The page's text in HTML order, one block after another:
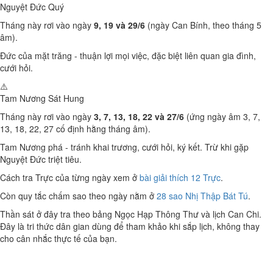
Nguyệt Đức Quý
Tháng này rơi vào ngày 9, 19 và 29/6 (ngày Can Bính, theo tháng 5
âm).
Đức của mặt trăng - thuận lợi mọi việc, đặc biệt liên quan gia đình,
cưới hỏi.
⚠️
Tam Nương Sát Hung
Tháng này rơi vào ngày 3, 7, 13, 18, 22 và 27/6 (ứng ngày âm 3, 7,
13, 18, 22, 27 cố định hằng tháng âm).
Tam Nương phá - tránh khai trương, cưới hỏi, ký kết. Trừ khi gặp
Nguyệt Đức triệt tiêu.
Cách tra Trực của từng ngày xem ở bài giải thích 12 Trực.
Còn quy tắc chấm sao theo ngày nằm ở 28 sao Nhị Thập Bát Tú.
Thần sát ở đây tra theo bảng Ngọc Hạp Thông Thư và lịch Can Chi.
Đây là tri thức dân gian dùng để tham khảo khi sắp lịch, không thay
cho cân nhắc thực tế của bạn.